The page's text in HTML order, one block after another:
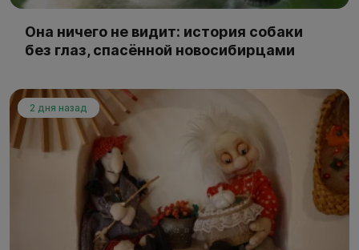
Она ничего не видит: история собаки
без глаз, спасённой новосибирцами
2 дня назад